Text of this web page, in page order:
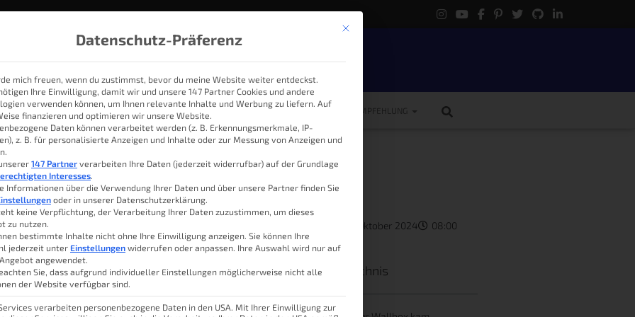
IOBROKER THEMEN KATEGORIEN SMART HOME SYSTEME EMPFEHLUNG
an der Wallbox laden
mit hesotec electrify. Die Strom-, Installationskosten
Das habe ich in den letzten 11
ich auch heute noch mit meinem
abgrundtief gehasst. Das Tanken.
12. Oktober 2024 08:00
Inhaltsverzeichnis
Mit diesem Button wird der Dialog geschlossen. Seine Funktionalität ist
Datenschutz-Präferenz
mich freuen, wenn du zustimmst, bevor du meine Website weiter entdeckst.
Ihre Einwilligung, damit wir und unsere 147 Partner Cookies und andere
verwenden können, um Ihnen relevante Inhalte und Werbung zu liefern. Auf
finanzieren und optimieren wir unsere Website.
Daten können verarbeitet werden (z. B. Erkennungsmerkmale, IP-
z. B. für personalisierte Anzeigen und Inhalte oder zur Messung von Anzeigen und
147 Partner verarbeiten Ihre Daten (jederzeit widerrufbar) auf der Grundlage
Interesses.
Informationen über die Verwendung Ihrer Daten und über unsere Partner finden Sie
oder in unserer Datenschutzerklärung.
keine Verpflichtung, der Verarbeitung Ihrer Daten zuzustimmen, um dieses
zu nutzen.
bestimmte Inhalte nicht ohne Ihre Einwilligung anzeigen. Sie können Ihre
jederzeit unter Einstellungen widerrufen oder anpassen. Ihre Auswahl wird nur auf
angewendet.
Sie, dass aufgrund individueller Einstellungen möglicherweise nicht alle
der Website verfügbar sind.
verarbeiten personenbezogene Daten in den USA. Mit Ihrer Einwilligung zur